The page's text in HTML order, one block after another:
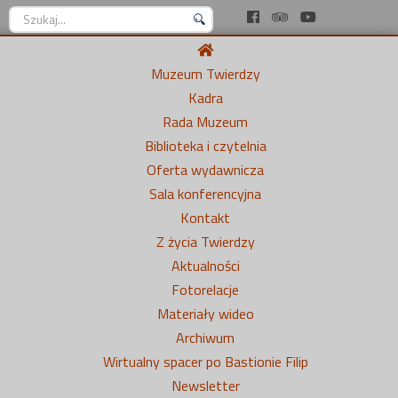
Szukaj...
Muzeum Twierdzy
Kadra
Rada Muzeum
Biblioteka i czytelnia
Oferta wydawnicza
Sala konferencyjna
Kontakt
Z życia Twierdzy
Aktualności
Fotorelacje
Materiały wideo
Archiwum
Wirtualny spacer po Bastionie Filip
Newsletter